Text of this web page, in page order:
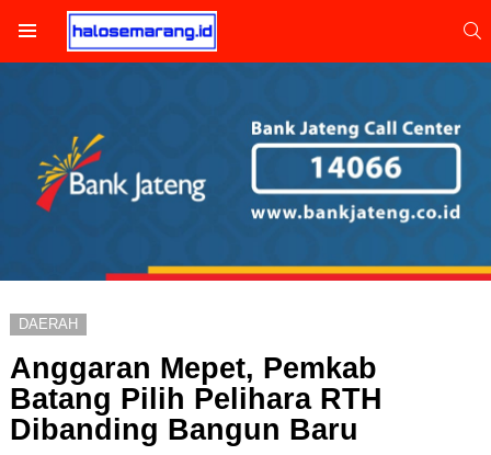
DAERAH
Anggaran Mepet, Pemkab
Batang Pilih Pelihara RTH
Dibanding Bangun Baru